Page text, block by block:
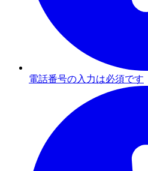
電話番号の入力は必須です